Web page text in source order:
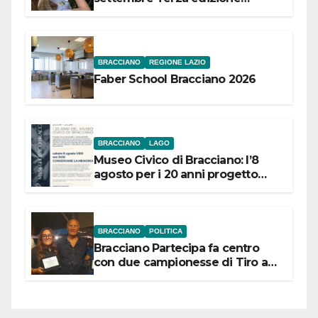
BRACCIANO REGIONE LAZIO
Faber School Bracciano 2026
BRACCIANO LAGO
Museo Civico di Bracciano: l’8
agosto per i 20 anni progetto
BRACCIANO POLITICA
Bracciano Partecipa fa centro
con due campionesse di Tiro a